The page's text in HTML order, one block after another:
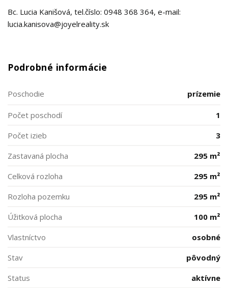
Bc. Lucia Kanišová, tel.číslo: 0948 368 364, e-mail:
lucia.kanisova@joyelreality.sk
Podrobné informácie
Poschodie prízemie
Počet poschodí
1
Počet izieb
3
Zastavaná plocha
295 m²
Celková rozloha
295 m²
Rozloha pozemku
295 m²
Úžitková plocha
100 m²
Vlastníctvo
osobné
Stav
pôvodný
Status
aktívne